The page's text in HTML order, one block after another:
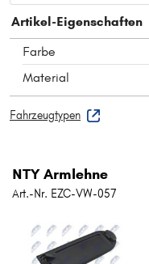
Artikel-Eigenschaften
Farbe
Material
Fahrzeugtypen
NTY Armlehne
Art.-Nr. EZC-VW-057